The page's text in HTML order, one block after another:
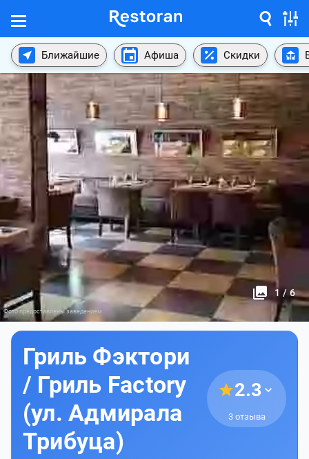
Ближайшие Афиша Скидки
1 / 6
Фото предоставлены заведением
Гриль Фэктори
/ Гриль Factory
(ул. Адмирала
Трибуца)
2.3
3 отзыва